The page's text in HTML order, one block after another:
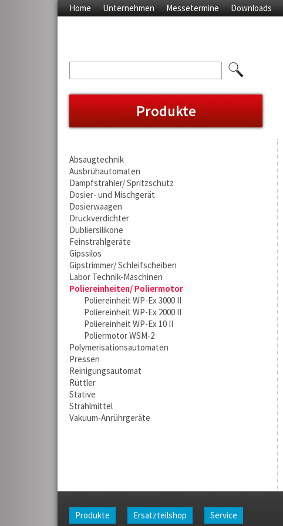
Home Unternehmen Messetermine Downloads
Produkte
Absaugtechnik
Ausbrühautomaten
Dampfstrahler/ Spritzschutz
Dosier- und Mischgerät
Dosierwaagen
Druckverdichter
Dubliersilikone
Feinstrahlgeräte
Gipssilos
Gipstrimmer/ Schleifscheiben
Labor Technik-Maschinen
Poliereinheiten/ Poliermotor
Poliereinheit WP-Ex 3000 II
Poliereinheit WP-Ex 2000 II
Poliereinheit WP-Ex 10 II
Poliermotor WSM-2
Polymerisationsautomaten
Pressen
Reinigungsautomat
Rüttler
Stative
Strahlmittel
Vakuum-Anrührgeräte
Produkte Ersatzteilshop Service